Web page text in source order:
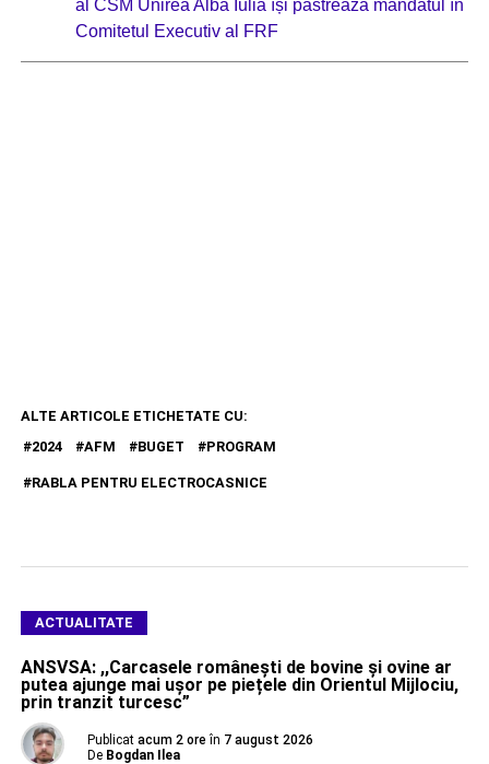
al CSM Unirea Alba Iulia își păstrează mandatul în
Comitetul Executiv al FRF
ALTE ARTICOLE ETICHETATE CU:
2024
AFM BUGET PROGRAM
RABLA PENTRU ELECTROCASNICE
ACTUALITATE
ANSVSA: ,,Carcasele românești de bovine și ovine ar
putea ajunge mai ușor pe piețele din Orientul Mijlociu,
prin tranzit turcesc”
Publicat acum 2 ore în 7 august 2026
De Bogdan Ilea